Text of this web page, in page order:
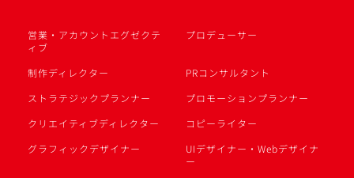
営業・アカウントエグゼクテ
ィブ
プロデューサー
制作ディレクター
PRコンサルタント
ストラテジックプランナー
プロモーションプランナー
クリエイティブディレクター
コピーライター
グラフィックデザイナー
UIデザイナー・Webデザイナ
ー